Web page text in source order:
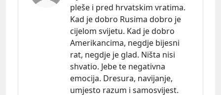
pleše i pred hrvatskim vratima.
Kad je dobro Rusima dobro je
cijelom svijetu. Kad je dobro
Amerikancima, negdje bijesni
rat, negdje je glad. Ništa nisi
shvatio. Jebe te negativna
emocija. Dresura, navijanje,
umjesto razum i samosvijest.